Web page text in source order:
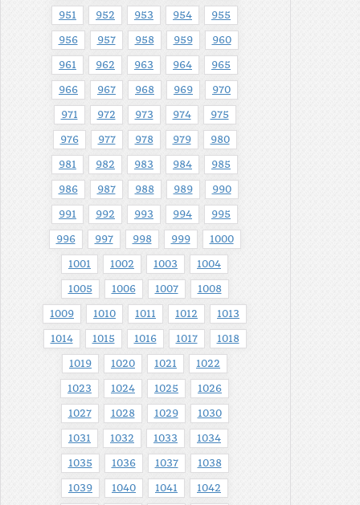
951 952 953 954 955
956 957 958 959 960
961 962 963 964 965
966 967 968 969 970
971 972 973 974 975
976 977 978 979 980
981 982 983 984 985
986 987 988 989 990
991 992 993 994 995
996 997 998 999 1000
1001 1002 1003 1004
1005 1006 1007 1008
1009 1010 1011 1012 1013
1014 1015 1016 1017 1018
1019 1020 1021 1022
1023 1024 1025 1026
1027 1028 1029 1030
1031 1032 1033 1034
1035 1036 1037 1038
1039 1040 1041 1042